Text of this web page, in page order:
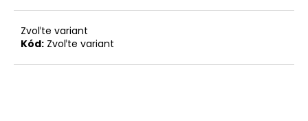
Zvoľte variant
Kód: Zvoľte variant
p
o
ú